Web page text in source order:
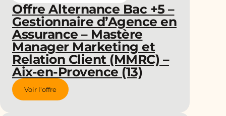
Offre Alternance Bac +5 –
Gestionnaire d’Agence en
Assurance – Mastère
Manager Marketing et
Relation Client (MMRC) –
Aix-en-Provence (13)
Voir l'offre